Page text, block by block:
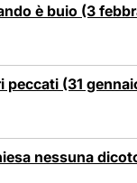
è buio (3
peccati (31
nessuna